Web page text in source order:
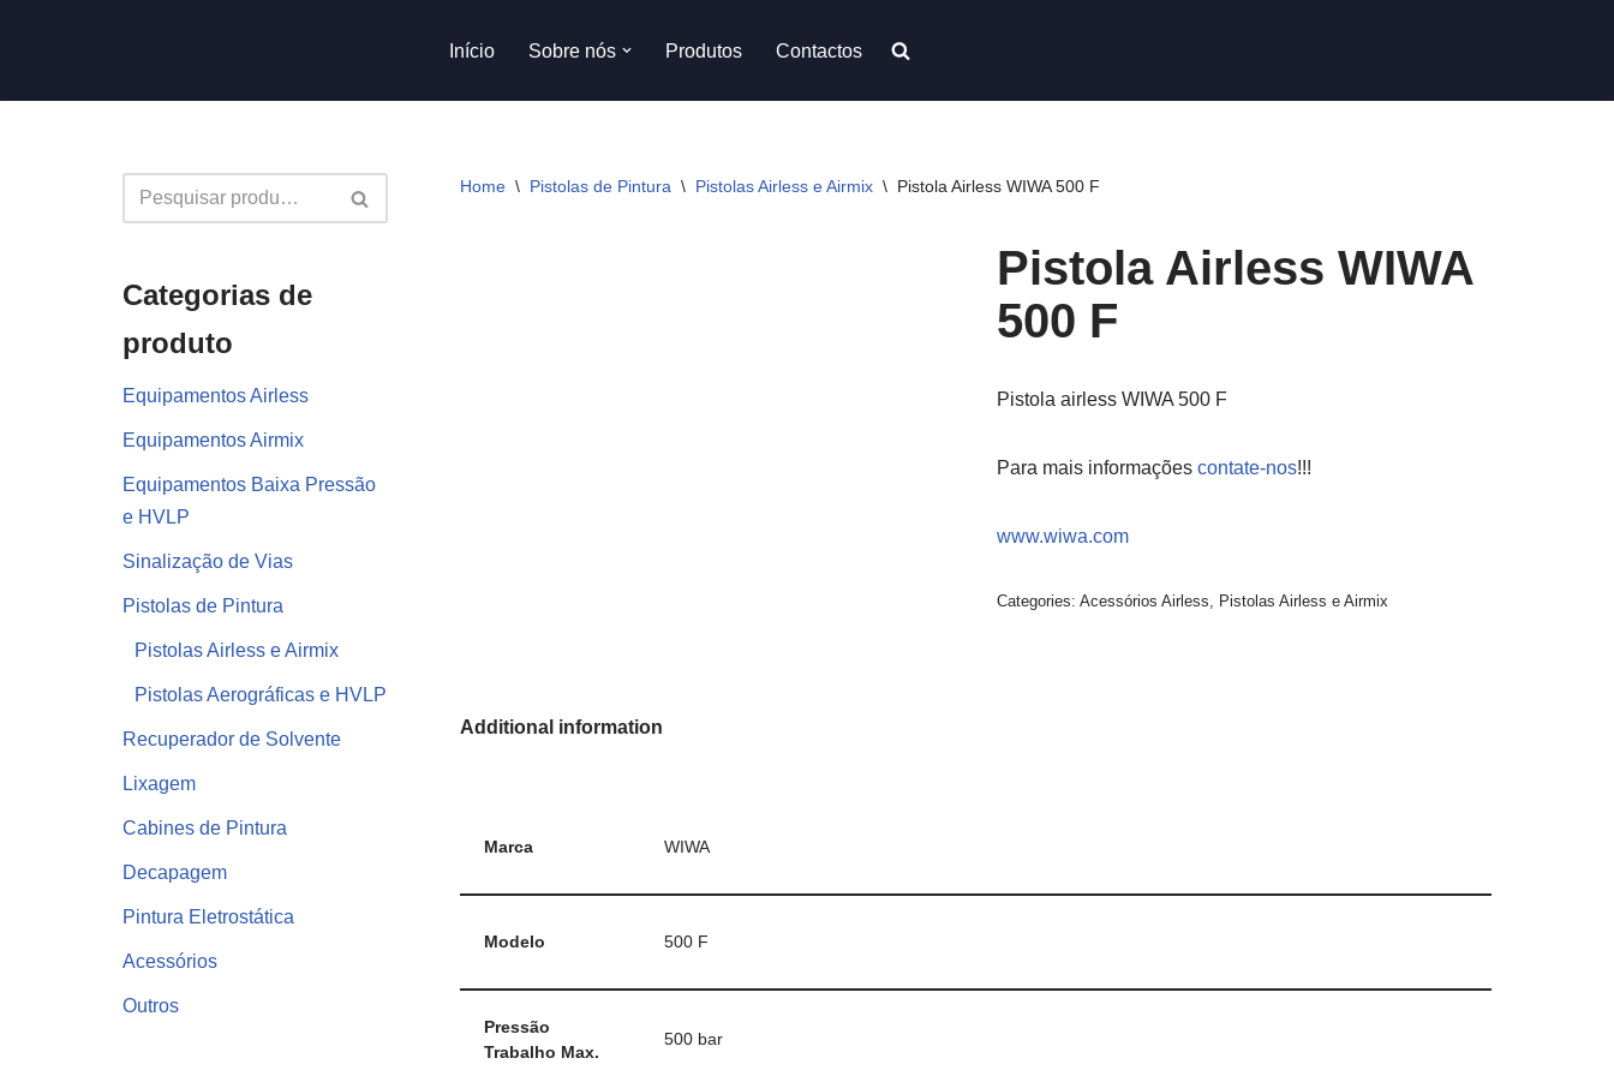
para
Início Sobre nós Produtos Contactos
Categorias de
produto
Equipamentos Airless
Equipamentos Airmix
Equipamentos Baixa Pressão
e HVLP
Sinalização de Vias
Pistolas de Pintura
Pistolas Airless e Airmix
Pistolas Aerográficas e HVLP
Recuperador de Solvente
Lixagem
Cabines de Pintura
Decapagem
Pintura Eletrostática
Acessórios
Outros
Home \ Pistolas de Pintura \ Pistolas Airless e Airmix \ Pistola Airless WIWA 500 F
Pistola Airless WIWA
500 F
Pistola airless WIWA 500 F
Para mais informações contate-nos!!!
www.wiwa.com
Categories: Acessórios Airless, Pistolas Airless e Airmix
Additional information
Marca WIWA
Modelo 500 F
Pressão
Trabalho Max.
500 bar